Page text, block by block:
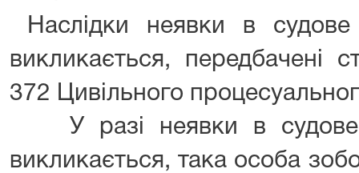
Наслідки неявки в судове
викликається, передбачені
372 Цивільного
У разі неявки в судове
викликається, така особа